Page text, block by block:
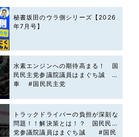
秘書坂田のウラ側シリーズ【2026
年7月号】
水素エンジンへの期待高まる！ 国
民民主党参議院議員はまぐち誠 #
車 #国民民主党
トラックドライバーの負担が深刻な
問題！！解決策とは！？ 国民民主
党参議院議員はまぐち誠 #国民